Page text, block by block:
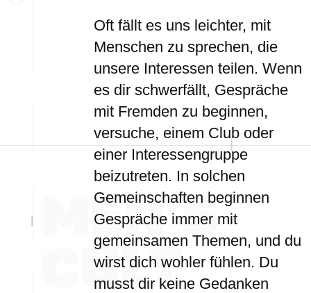
Oft fällt es uns leichter, mit
Menschen zu sprechen, die
unsere Interessen teilen. Wenn
es dir schwerfällt, Gespräche
mit Fremden zu beginnen,
versuche, einem Club oder
einer Interessengruppe
beizutreten. In solchen
Gemeinschaften beginnen
Gespräche immer mit
gemeinsamen Themen, und du
wirst dich wohler fühlen. Du
musst dir keine Gedanken